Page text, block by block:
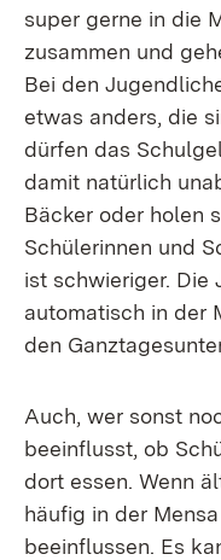
super gerne in die
zusammen und
Bei den
etwas anders, die
dürfen das
damit natürlich
Bäcker oder holen
Schülerinnen und
ist schwieriger. Die
automatisch in der
den
Auch, wer sonst
beeinflusst, ob
dort essen. Wenn
häufig in der
beeinflussen. Es